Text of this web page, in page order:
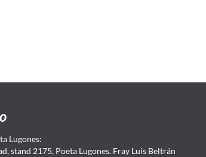
Lugones:
stand 2175, Poeta Lugones. Fray Luis Beltrán